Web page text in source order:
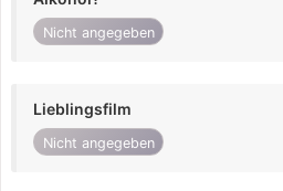
Nicht angegeben
Lieblingsfilm
Nicht angegeben